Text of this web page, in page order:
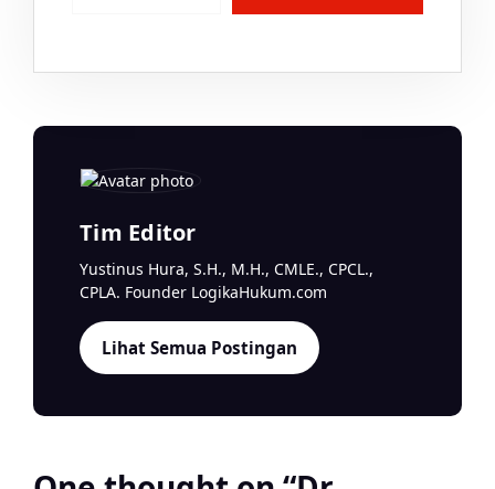
Tim Editor
Yustinus Hura, S.H., M.H., CMLE., CPCL.,
CPLA. Founder LogikaHukum.com
Lihat Semua Postingan